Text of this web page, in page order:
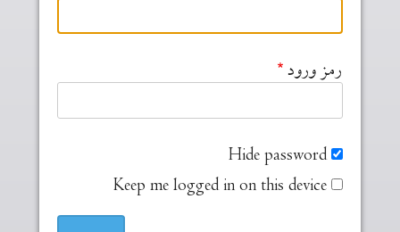
رمز ورود
Hide password
Keep me logged in on this device